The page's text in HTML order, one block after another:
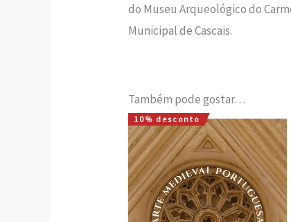
do Museu Arqueológico do
Municipal de Cascais.
Também pode gostar…
10% desconto
O
preço
original
era:
22,00 €.
O
preço
atual
é:
19,80 €.